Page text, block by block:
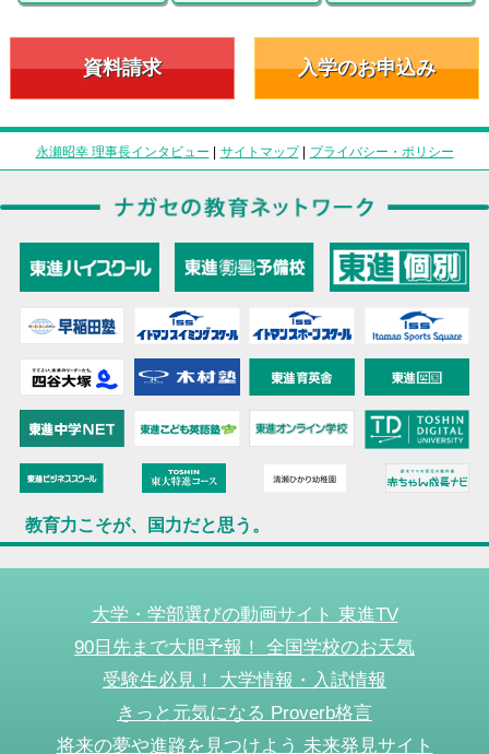
資料請求 入学のお申込み
永瀬昭幸 理事長インタビュー | サイトマップ| プライバシー・ポリシー
教育力こそが、国力だと思う。
大学・学部選びの動画サイト 東進TV
90日先まで大胆予報！ 全国学校のお天気
受験生必見！ 大学情報・入試情報
きっと元気になる Proverb格言
将来の夢や進路を見つけよう 未来発見サイト